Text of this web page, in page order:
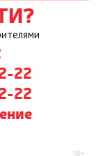
22
22